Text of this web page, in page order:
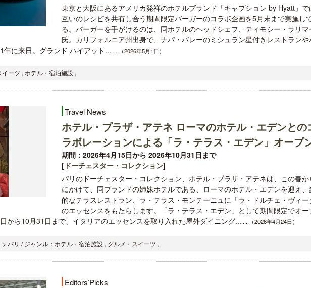
東京と大阪にあるアメリカ発祥のホテルブランド「キャプション by Hyatt」で
互いのレシピを共有し合う期間限定バーガーのコラボ企画を5月末まで実施し
る。バーガーを手がけるのは、同ホテルのヘッドシェフ、ティモシー・ラリマ
氏。カリフォルニア州出身で、ナパ・バレーのミシュラン星付きレストランや
年に来日。グランド ハイアット........（2026年5月1日）
ーツ , ホテル・宿泊施設 ,
Travel News
ホテル・プラザ・アテネ ローマのホテル・エデンとの
ラボレーションによる「ラ・テラス・エデン」オープ
期間：2026年4月15日から 2026年10月31日まで
[ ドーチェスター・コレクション]
パリのドーチェスター・コレクション、ホテル・プラザ・アテネは、この春か
にかけて、同ブランドの姉妹ホテルである、ローマのホテル・エデンを迎え、
的なテラスレストラン、ラ・テラス・モンテーニュに「ラ・ドルチェ・ヴィー
のエッセンスをもたらします。「ラ・テラス・エデン」として期間限定でオー
から10月31日まで、イタリアのエッセンスを取り入れた屋外ダイニング........（2026年4月24日）
パリ / ジャンル：ホテル・宿泊施設 , グルメ・スイーツ ,
Editors’Picks